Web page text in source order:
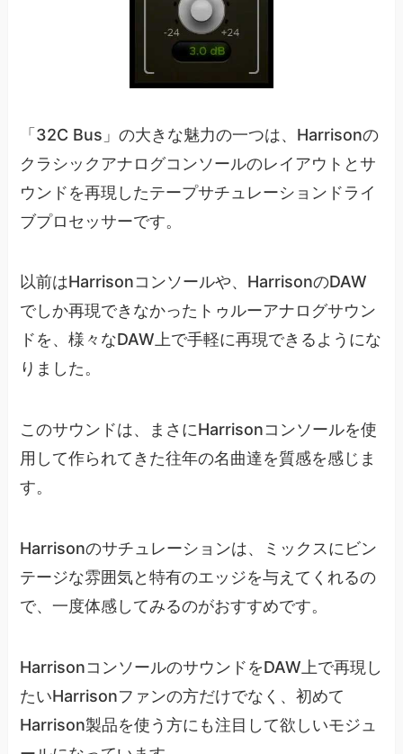
「32C Bus」の大きな魅力の一つは、Harrisonの
クラシックアナログコンソールのレイアウトとサ
ウンドを再現したテープサチュレーションドライ
ブプロセッサーです。
以前はHarrisonコンソールや、HarrisonのDAW
でしか再現できなかったトゥルーアナログサウン
ドを、様々なDAW上で手軽に再現できるようにな
りました。
このサウンドは、まさにHarrisonコンソールを使
用して作られてきた往年の名曲達を質感を感じま
す。
Harrisonのサチュレーションは、ミックスにビン
テージな雰囲気と特有のエッジを与えてくれるの
で、一度体感してみるのがおすすめです。
HarrisonコンソールのサウンドをDAW上で再現し
たいHarrisonファンの方だけでなく、初めて
Harrison製品を使う方にも注目して欲しいモジュ